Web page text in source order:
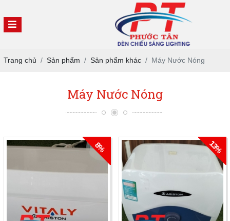
Trang chủ Sản phẩm Sản phẩm khác Máy Nước Nóng
Máy Nước Nóng
8% 13%